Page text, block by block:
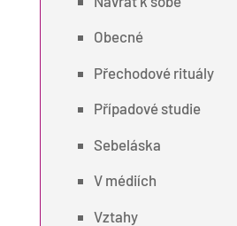
Obecné
Přechodové rituály
Případové studie
Sebeláska
V médiích
Vztahy